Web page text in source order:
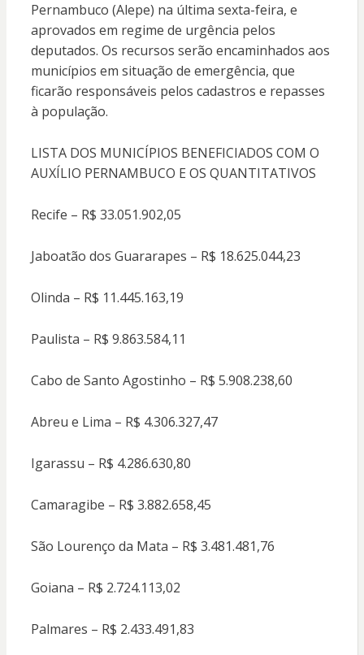
Pernambuco (Alepe) na última sexta-feira, e
aprovados em regime de urgência pelos
deputados. Os recursos serão encaminhados aos
municípios em situação de emergência, que
ficarão responsáveis pelos cadastros e repasses
à população.
LISTA DOS MUNICÍPIOS BENEFICIADOS COM O
AUXÍLIO PERNAMBUCO E OS QUANTITATIVOS
Recife – R$ 33.051.902,05
Jaboatão dos Guararapes – R$ 18.625.044,23
Olinda – R$ 11.445.163,19
Paulista – R$ 9.863.584,11
Cabo de Santo Agostinho – R$ 5.908.238,60
Abreu e Lima – R$ 4.306.327,47
Igarassu – R$ 4.286.630,80
Camaragibe – R$ 3.882.658,45
São Lourenço da Mata – R$ 3.481.481,76
Goiana – R$ 2.724.113,02
Palmares – R$ 2.433.491,83